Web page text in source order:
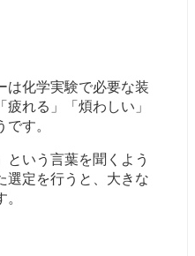
は化学実験で必要な装
れる」「煩わしい」
す。
という言葉を聞くよう
選定を行うと、大きな